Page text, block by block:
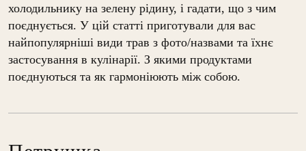
холодильнику на зелену рідину, і гадати, що з чим
поєднується. У цій статті приготували для вас
найпопулярніші види трав з фото/назвами та їхнє
застосування в кулінарії. З якими продуктами
поєднуються та як гармоніюють між собою.